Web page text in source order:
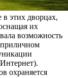
этих дворцах,
их
возможность
приличном
охраняется